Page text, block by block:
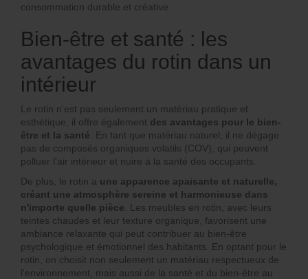
consommation durable et créative.
Bien-être et santé : les
avantages du rotin dans un
intérieur
Le rotin n'est pas seulement un matériau pratique et
esthétique, il offre également des avantages pour le bien-
être et la santé . En tant que matériau naturel, il ne dégage
pas de composés organiques volatils (COV), qui peuvent
polluer l'air intérieur et nuire à la santé des occupants.
De plus, le rotin a une apparence apaisante et naturelle,
créant une atmosphère sereine et harmonieuse dans
n'importe quelle pièce . Les meubles en rotin, avec leurs
teintes chaudes et leur texture organique, favorisent une
ambiance relaxante qui peut contribuer au bien-être
psychologique et émotionnel des habitants. En optant pour le
rotin, on choisit non seulement un matériau respectueux de
l'environnement, mais aussi de la santé et du bien-être au